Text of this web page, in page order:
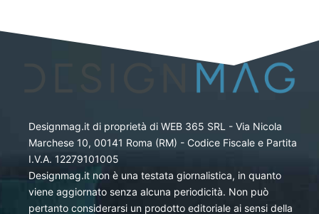
Designmag.it di proprietà di WEB 365 SRL - Via Nicola
Marchese 10, 00141 Roma (RM) - Codice Fiscale e Partita
I.V.A. 12279101005
Designmag.it non è una testata giornalistica, in quanto
viene aggiornato senza alcuna periodicità. Non può
pertanto considerarsi un prodotto editoriale ai sensi della